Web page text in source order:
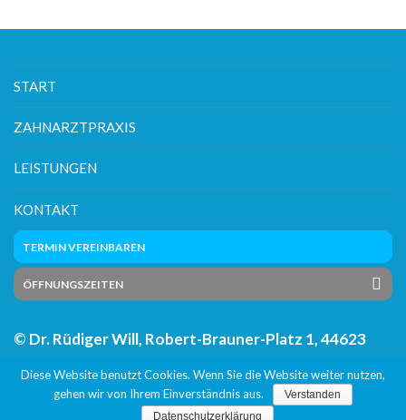
START
ZAHNARZTPRAXIS
LEISTUNGEN
KONTAKT
TERMIN VEREINBAREN
ÖFFNUNGSZEITEN
© Dr. Rüdiger Will, Robert-Brauner-Platz 1, 44623
Impressum
Datenschutz
Diese Website benutzt Cookies. Wenn Sie die Website weiter nutzen,
gehen wir von Ihrem Einverständnis aus.
Verstanden
Datenschutzerklärung